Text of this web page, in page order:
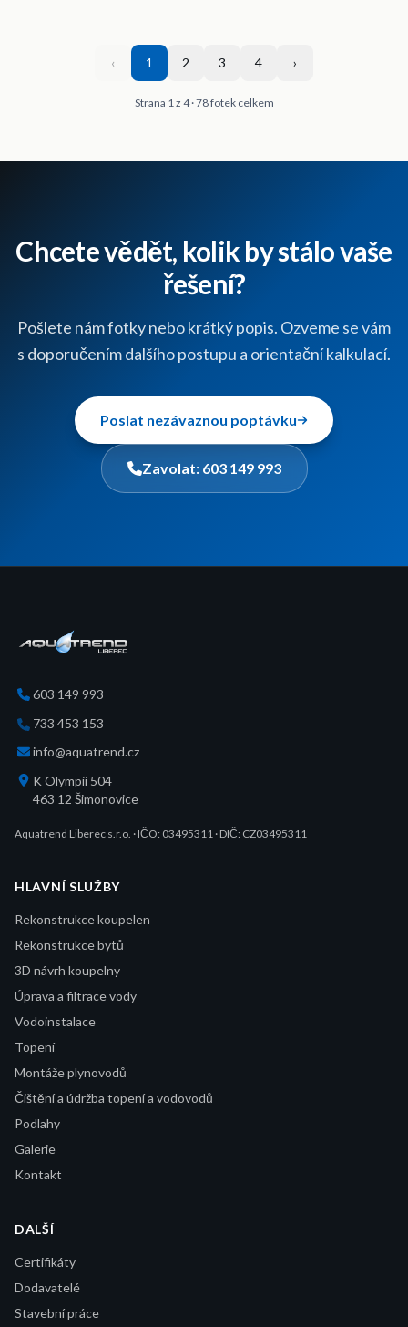
‹ 1 2 3 4 ›
Strana 1z 4·78fotekcelkem
Chcete vědět, kolik by stálo vaše
řešení?
Pošlete nám fotky nebo krátký popis. Ozveme se vám
s doporučením dalšího postupu a orientační kalkulací.
Poslat nezávaznou poptávku
Zavolat: 603 149 993
603 149 993
733 453 153
info@aquatrend.cz
K Olympii 504
463 12 Šimonovice
Aquatrend Liberec s.r.o. · IČO: 03495311 · DIČ: CZ03495311
HLAVNÍ SLUŽBY
Rekonstrukce koupelen
Rekonstrukce bytů
3D návrh koupelny
Úprava a filtrace vody
Vodoinstalace
Topení
Montáže plynovodů
Čištění a údržba topení a vodovodů
Podlahy
Galerie
Kontakt
DALŠÍ
Certifikáty
Dodavatelé
Stavební práce